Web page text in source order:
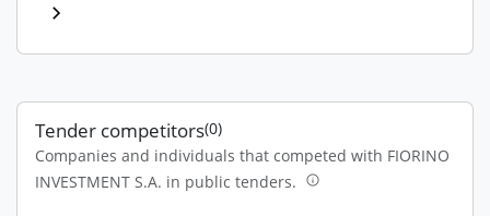
Tender competitors(0)
Companies and individuals that competed with FIORINO
INVESTMENT S.A. in public tenders.